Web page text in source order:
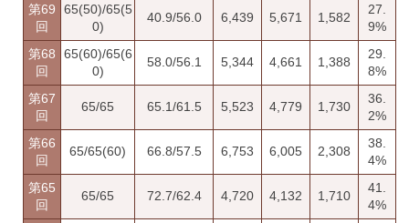
第69
回
65(50)/65(5
0)
40.9/56.0 6,439 5,671 1,582
27.
9%
第68
回
65(60)/65(6
0)
58.0/56.1 5,344 4,661 1,388
29.
8%
第67
回
65/65 65.1/61.5 5,523 4,779 1,730
36.
2%
第66
回
65/65(60) 66.8/57.5 6,753 6,005 2,308
38.
4%
第65
回
65/65 72.7/62.4 4,720 4,132 1,710
41.
4%